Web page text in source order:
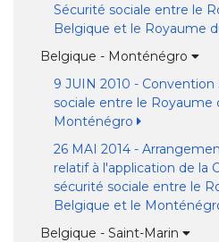
Sécurité sociale entre le
Belgique et le Royaume
Belgique - Monténégro
9 JUIN 2010 - Convention
sociale entre le Royaume
Monténégro
26 MAI 2014 -
relatif à l'application de la
sécurité sociale entre le
Belgique et le
Belgique - Saint-Marin